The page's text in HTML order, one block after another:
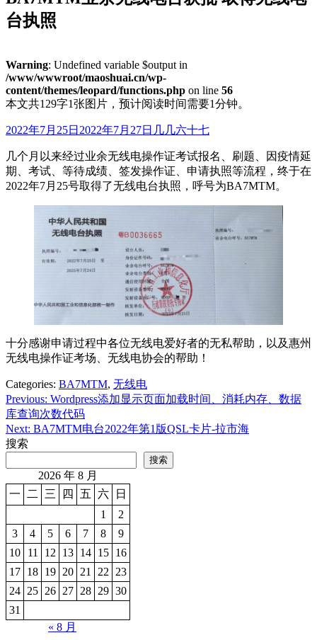
台执照
Warning: Undefined variable $output in
/www/wwwroot/maoshuai.cn/wp-
content/themes/leopard/functions.php on line 56
本文共129字1张图片，预计阅读时间需要1分钟。
2022年7月25日 2022年7月27日 几几六十七
几个月以来经过业余无线电操作证考试报名、刷题、因疫情延
期、考试、等待成绩、签发操作证、申请执照等流程，终于在
2022年7月25号取得了无线电台执照，呼号为BA7MTM。
十分感谢申请过程中各位无线电爱好者的无私帮助，以及惠州
无线电操作证考场、无线电协会的帮助！
Categories: BA7MTM, 无线电
文
章
导
航
Previous: Wordpress添加显示页面加载时间、消耗内存、数据
库查询次数代码
Next: BA7MTM电台2022年第1版QSL卡片-拉市海
搜索
搜索
2026 年 8 月
一
二 三 四 五 六
日
1
2
3
4 5 6 7 8
9
10
11 12 13 14 15 16
17 18 19 20 21 22
23
24 25 26 27 28 29 30
31
« 8 月